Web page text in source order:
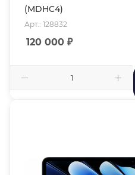
(MDHC4)
Арт.: 128832
120 000 ₽